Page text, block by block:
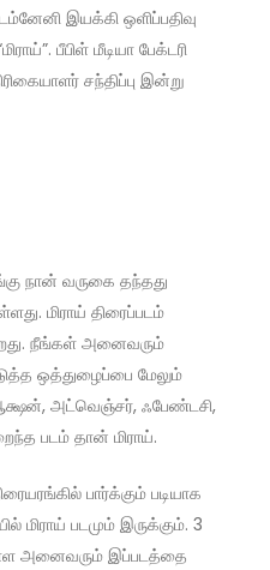
இயக்கி ஒளிப்பதிவு
பீபிள் மீடியா பேக்டரி
சந்திப்பு இன்று
நான் வருகை தந்தது
மிராய் திரைப்படம்
நீங்கள் அனைவரும்
ஒத்துழைப்பை மேலும்
அட்வெஞ்சர், ஃபேண்டசி,
படம் தான் மிராய்.
பார்க்கும் படியாக
மிராய் படமும் இருக்கும். 3
அனைவரும் இப்படத்தை